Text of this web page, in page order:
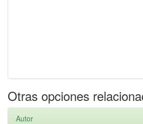
Otras opciones
Autor